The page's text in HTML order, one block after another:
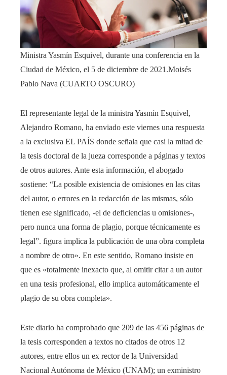
Ministra Yasmín Esquivel, durante una conferencia en la
Ciudad de México, el 5 de diciembre de 2021.Moisés
Pablo Nava (CUARTO OSCURO)
El representante legal de la ministra Yasmín Esquivel,
Alejandro Romano, ha enviado este viernes una respuesta
a la exclusiva EL PAÍS donde señala que casi la mitad de
la tesis doctoral de la jueza corresponde a páginas y textos
de otros autores. Ante esta información, el abogado
sostiene: “La posible existencia de omisiones en las citas
del autor, o errores en la redacción de las mismas, sólo
tienen ese significado, -el de deficiencias u omisiones-,
pero nunca una forma de plagio, porque técnicamente es
legal”. figura implica la publicación de una obra completa
a nombre de otro». En este sentido, Romano insiste en
que es «totalmente inexacto que, al omitir citar a un autor
en una tesis profesional, ello implica automáticamente el
plagio de su obra completa».
Este diario ha comprobado que 209 de las 456 páginas de
la tesis corresponden a textos no citados de otros 12
autores, entre ellos un ex rector de la Universidad
Nacional Autónoma de México (UNAM); un exministro